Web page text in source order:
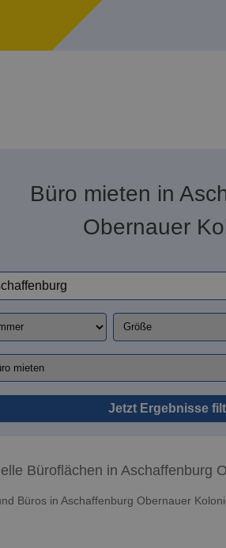
Büro mieten in
Obernauer
Jetzt Ergebnisse
Büroflächen in Aschaffenburg
Büros in Aschaffenburg Obernauer